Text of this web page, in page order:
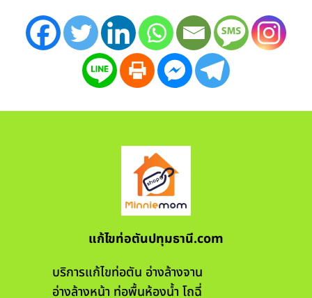
แก้ไขท่อตันปทุมธานี.com
บริการแก้ไขท่อตัน อ่างล้างจาน
อ่างล้างหน้า ท่อพื้นห้องน้ำ โถฉี่